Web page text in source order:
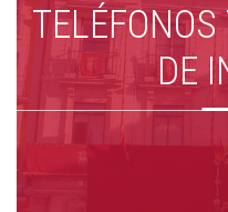
DE